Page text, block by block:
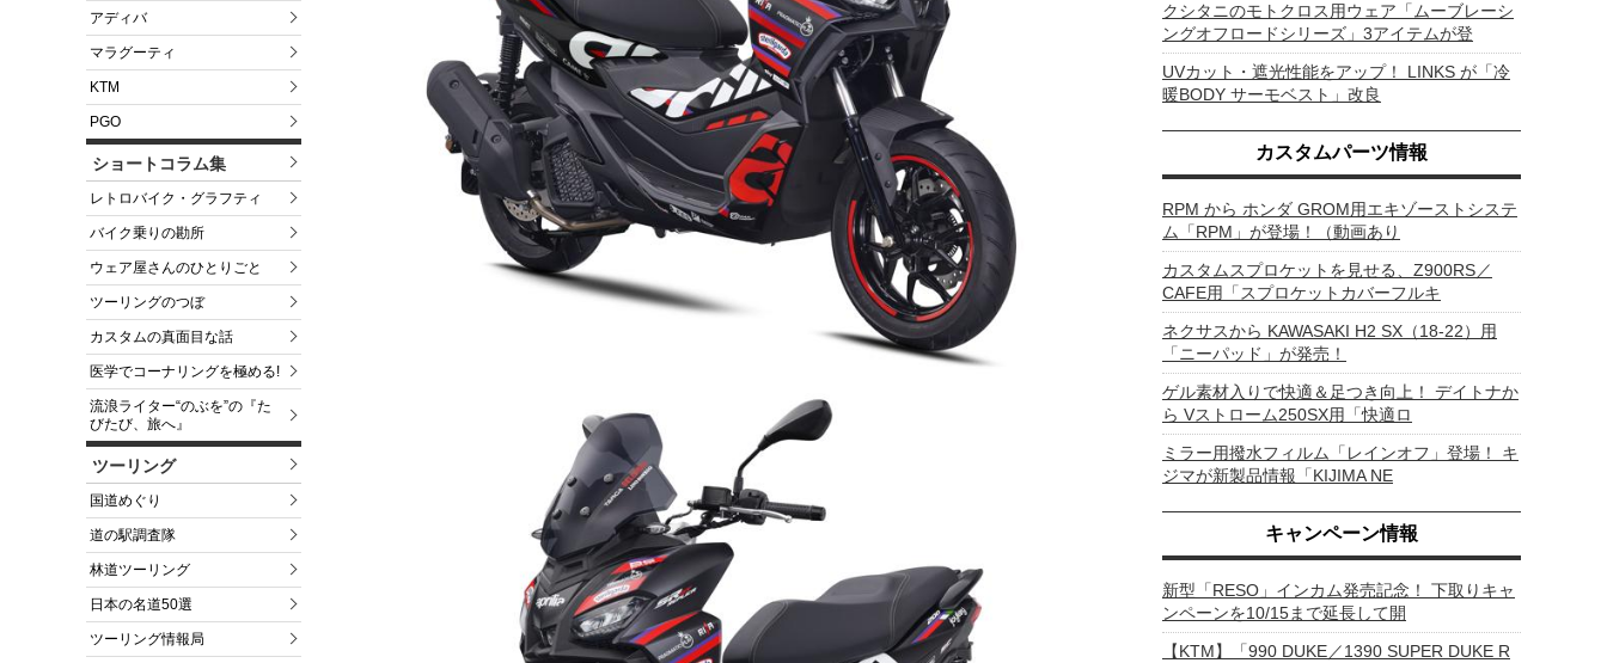
アディバ
マラグーティ
KTM
PGO
ショートコラム集
レトロバイク・グラフティ
バイク乗りの勘所
ウェア屋さんのひとりごと
ツーリングのつぼ
カスタムの真面目な話
医学でコーナリングを極める!
流浪ライター“のぶを”の『た
びたび、旅へ』
ツーリング
国道めぐり
道の駅調査隊
林道ツーリング
日本の名道50選
ツーリング情報局
クシタニのモトクロス用ウェア「ムーブレーシ
ングオフロードシリーズ」3アイテムが登
UVカット・遮光性能をアップ！ LINKS が「冷
暖BODY サーモベスト」改良
カスタムパーツ情報
RPM から ホンダ GROM用エキゾーストシステ
ム「RPM」が登場！（動画あり
カスタムスプロケットを見せる、Z900RS／
CAFE用「スプロケットカバーフルキ
ネクサスから KAWASAKI H2 SX（18-22）用
「ニーパッド」が発売！
ゲル素材入りで快適＆足つき向上！ デイトナか
ら Vストローム250SX用「快適ロ
ミラー用撥水フィルム「レインオフ」登場！ キ
ジマが新製品情報「KIJIMA NE
キャンペーン情報
新型「RESO」インカム発売記念！ 下取りキャ
ンペーンを10/15まで延長して開
【KTM】「990 DUKE／1390 SUPER DUKE R